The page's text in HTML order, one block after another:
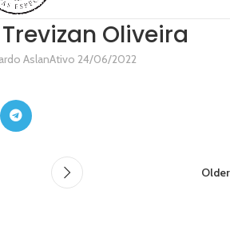
Oliveira
AslanAtivo 24/06/2022
Older